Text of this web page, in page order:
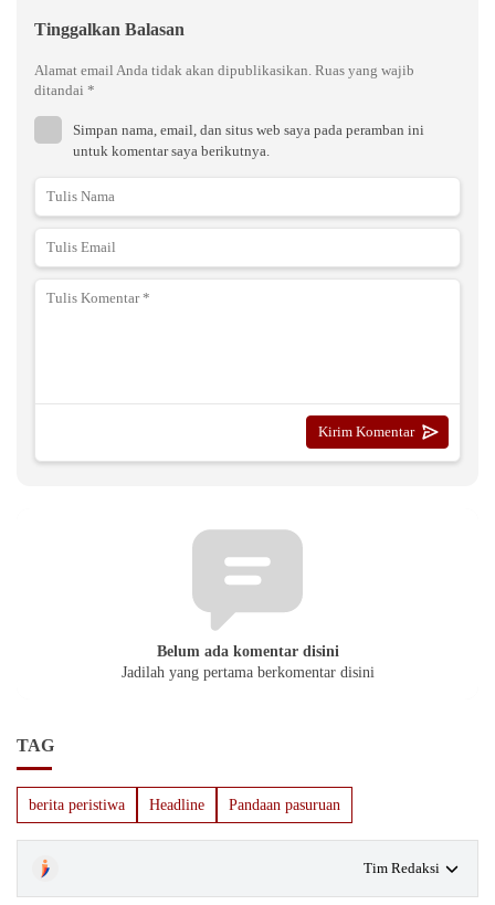
Tinggalkan Balasan
Alamat email Anda tidak akan dipublikasikan. Ruas yang wajib
ditandai *
Simpan nama, email, dan situs web saya pada peramban ini
untuk komentar saya berikutnya.
Belum ada komentar disini
Jadilah yang pertama berkomentar disini
TAG
berita peristiwa Headline Pandaan pasuruan
Tim Redaksi